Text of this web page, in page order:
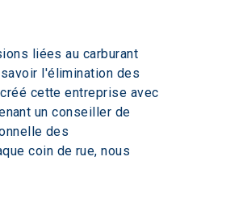
liées au carburant
l'élimination des
cette entreprise avec
un conseiller de
des
coin de rue, nous